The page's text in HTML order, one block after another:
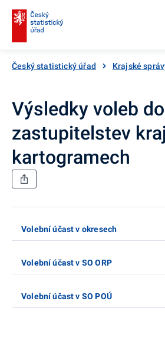
Český statistický úřad Krajské
Výsledky voleb do
zastupitelstev
kartogramech
Volební účast v okresech
Volební účast v SO ORP
Volební účast v SO POÚ